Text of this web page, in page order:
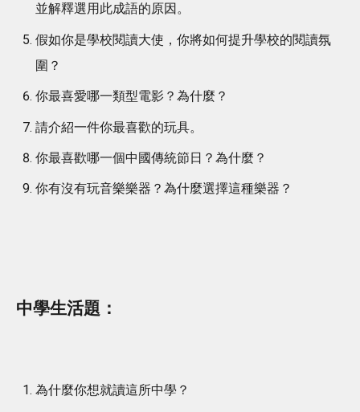
並解釋選用此成語的原因。
假如你是學校閱讀大使，你將如何提升學校的閱讀氛
圍？
你最喜愛哪一類型電影？為什麼？
請介紹一件你最喜歡的玩具。
你最喜歡哪一個中國傳統節日？為什麼？
你有沒有玩音樂樂器？為什麼選擇這種樂器？
中學生活題：
為什麼你想就讀這所中學？